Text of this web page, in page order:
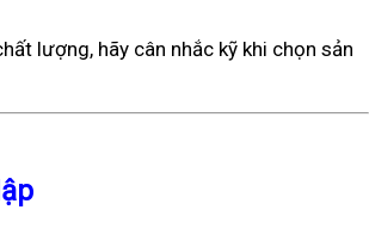
lượng, hãy cân nhắc kỹ khi chọn sản